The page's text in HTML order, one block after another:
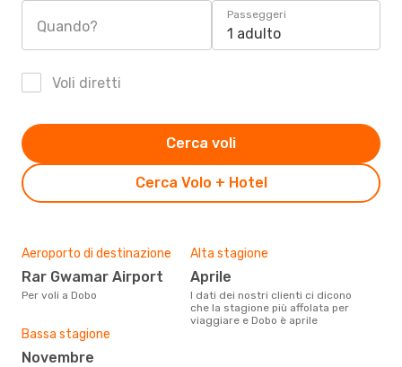
Quando?
Passeggeri
1 adulto
Voli diretti
Cerca Volo + Hotel
Cerca voli
Aeroporto di destinazione
Rar Gwamar Airport
Per voli a Dobo
Alta stagione
aprile
I dati dei nostri clienti ci dicono
che la stagione più affolata per
viaggiare e Dobo è aprile
Bassa stagione
novembre